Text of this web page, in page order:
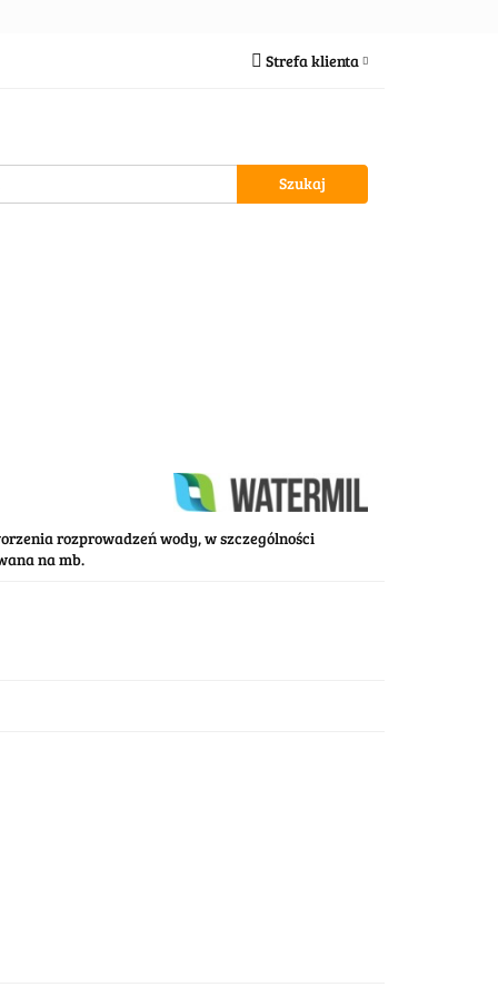
Strefa klienta
Dodaj zgłoszenie
rozprowadzeń wody, w szczególności
na mb.